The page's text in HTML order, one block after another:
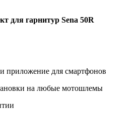
для гарнитур Sena 50R
приложение для смартфонов
на любые мотошлемы